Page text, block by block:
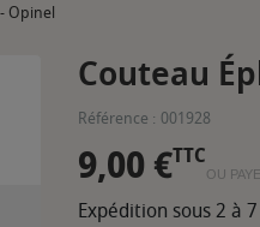
Opinel
Couteau
Référence : 001928
9,00 €TTC
OU
Expédition sous 2 à